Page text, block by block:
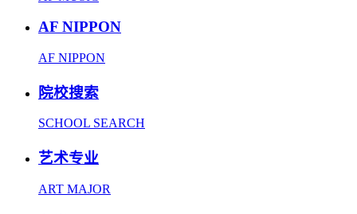
AF NIPPON
AF NIPPON
院校搜索
SCHOOL SEARCH
艺术专业
ART MAJOR